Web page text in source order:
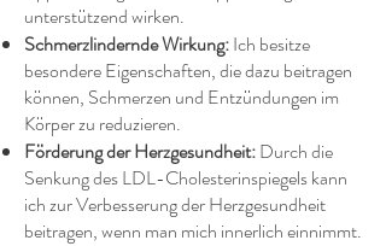
unterstützend wirken.
Schmerzlindernde Wirkung:Ich besitze
besondere Eigenschaften, die dazu beitragen
können, Schmerzen und Entzündungen im
Körper zu reduzieren.
Förderung der Herzgesundheit:Durch die
Senkung des LDL-Cholesterinspiegels kann
ich zur Verbesserung der Herzgesundheit
beitragen, wenn man mich innerlich einnimmt.